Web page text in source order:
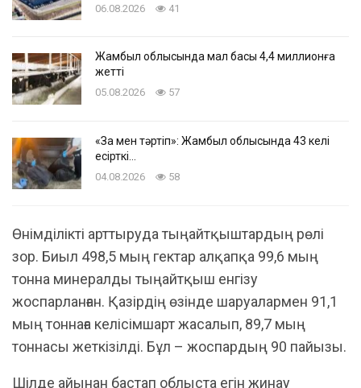
06.08.2026 41
Жамбыл облысында мал басы 4,4 миллионға
жетті
05.08.2026 57
«Заң мен тәртіп»: Жамбыл облысында 43 келі
есірткі…
04.08.2026 58
Өнімділікті арттыруда тыңайтқыштардың рөлі
зор. Биыл 498,5 мың гектар алқапқа 99,6 мың
тонна минералды тыңайтқыш енгізу
жоспарланған. Қазірдің өзінде шаруалармен 91,1
мың тоннаға келісімшарт жасалып, 89,7 мың
тоннасы жеткізілді. Бұл – жоспардың 90 пайызы.
Шілде айынан бастап облыста егін жинау